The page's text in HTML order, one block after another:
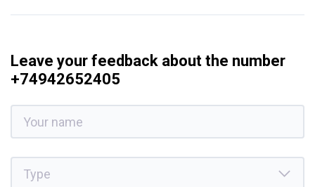
Leave your feedback about the number
+74942652405